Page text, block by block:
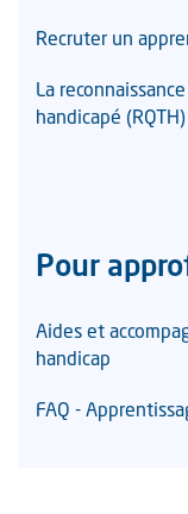
Recruter un
La
handicapé (RQTH)
Pour
Aides et
handicap
FAQ -